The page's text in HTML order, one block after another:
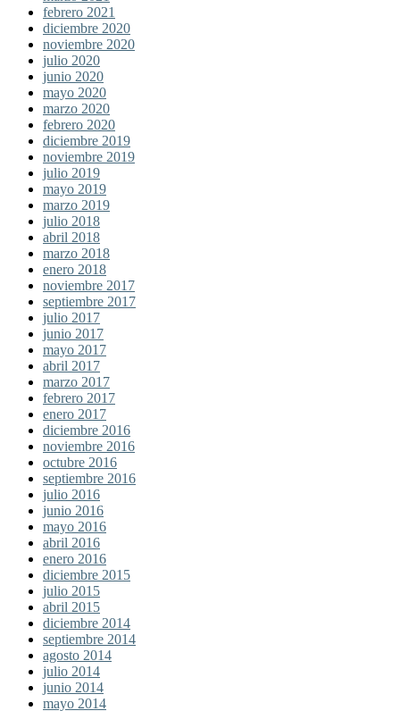
febrero 2021
diciembre 2020
noviembre 2020
julio 2020
junio 2020
mayo 2020
marzo 2020
febrero 2020
diciembre 2019
noviembre 2019
julio 2019
mayo 2019
marzo 2019
julio 2018
abril 2018
marzo 2018
enero 2018
noviembre 2017
septiembre 2017
julio 2017
junio 2017
mayo 2017
abril 2017
marzo 2017
febrero 2017
enero 2017
diciembre 2016
noviembre 2016
octubre 2016
septiembre 2016
julio 2016
junio 2016
mayo 2016
abril 2016
enero 2016
diciembre 2015
julio 2015
abril 2015
diciembre 2014
septiembre 2014
agosto 2014
julio 2014
junio 2014
mayo 2014